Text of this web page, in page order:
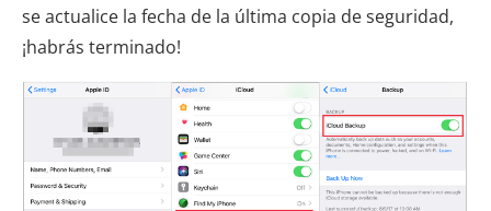
se actualice la fecha de la última copia de seguridad,
¡habrás terminado!